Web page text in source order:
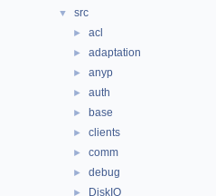
▼ src
► acl
► adaptation
► anyp
► auth
► base
► clients
► comm
► debug
► DiskIO